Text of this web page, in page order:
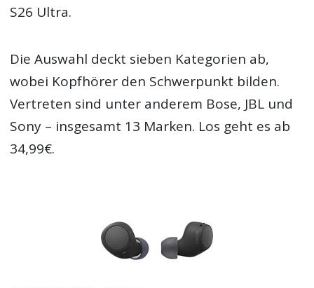
S26 Ultra.
Die Auswahl deckt sieben Kategorien ab,
wobei Kopfhörer den Schwerpunkt bilden.
Vertreten sind unter anderem Bose, JBL und
Sony – insgesamt 13 Marken. Los geht es ab
34,99€.